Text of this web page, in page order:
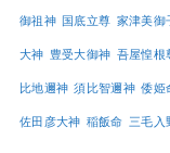
御祖神 国底立尊 家津美御
大神 豊受大御神 吾屋惶根
比地邇神 須比智邇神 倭姫
佐田彦大神 稲飯命 三毛入